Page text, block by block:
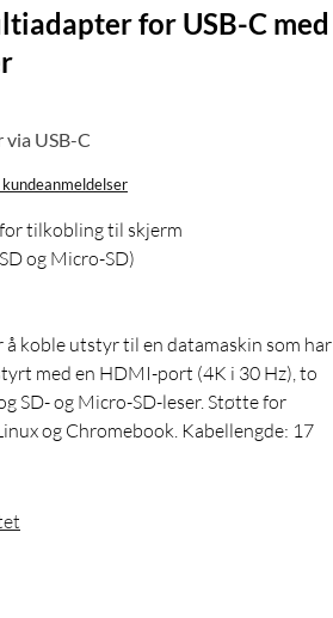
for USB-C med
USB-C
tilkobling til skjerm
og Micro-SD)
koble utstyr til en datamaskin som har
med en HDMI-port (4K i 30 Hz), to
SD- og Micro-SD-leser. Støtte for
og Chromebook. Kabellengde: 17